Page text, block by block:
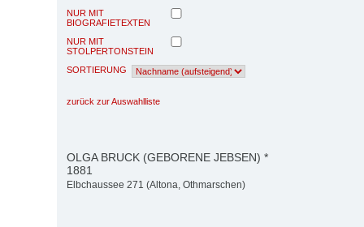
NUR MIT
BIOGRAFIETEXTEN
NUR MIT
STOLPERTONSTEIN
SORTIERUNG
zurück zur Auswahlliste
OLGA BRUCK (GEBORENE JEBSEN) *
1881
Elbchaussee 271 (Altona, Othmarschen)